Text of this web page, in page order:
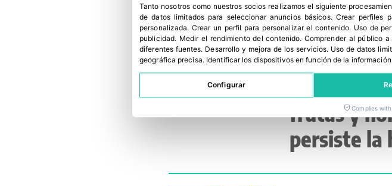
Posibles
frutas y
persiste la
Tanto nosotros como nuestros socios realizamos el siguiente
de datos limitados para seleccionar anuncios básicos. Crear perfiles
personalizada. Crear un perfil para personalizar el contenido. Uso de
publicidad. Medir el rendimiento del contenido. Comprender al público
diferentes fuentes. Desarrollo y mejora de los servicios. Uso de datos
geográfica precisa. Identificar los dispositivos en función de la
Configurar
Complies